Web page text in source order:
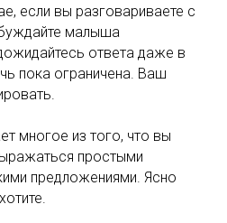
если вы разговариваете с
малыша
ответа даже в
пока ограничена. Ваш
многое из того, что вы
простыми
предложениями. Ясно